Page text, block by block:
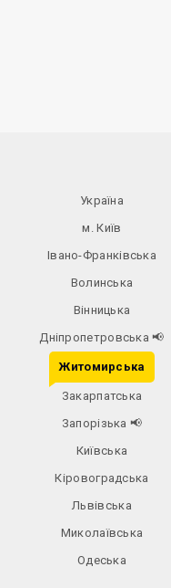
Україна
м. Київ
Івано-Франківська
Волинська
Вінницька
Дніпропетровська📢
Житомирська
Закарпатська
Запорізька 📢
Київська
Кіровоградська
Львівська
Миколаївська
Одеська